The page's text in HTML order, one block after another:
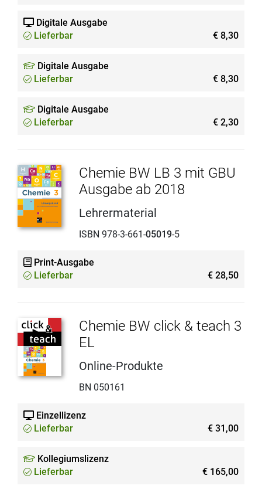
Digitale Ausgabe
Lieferbar
€ 8,30
Digitale Ausgabe
Lieferbar
€ 8,30
Digitale Ausgabe
Lieferbar
€ 2,30
Chemie BW LB 3 mit GBU
Ausgabe ab 2018
Lehrermaterial
ISBN 978-3-661-05019-5
Print-Ausgabe
Lieferbar
€ 28,50
Chemie BW click & teach 3
EL
Online-Produkte
BN 050161
Einzellizenz
Lieferbar
€ 31,00
Kollegiumslizenz
Lieferbar
€ 165,00